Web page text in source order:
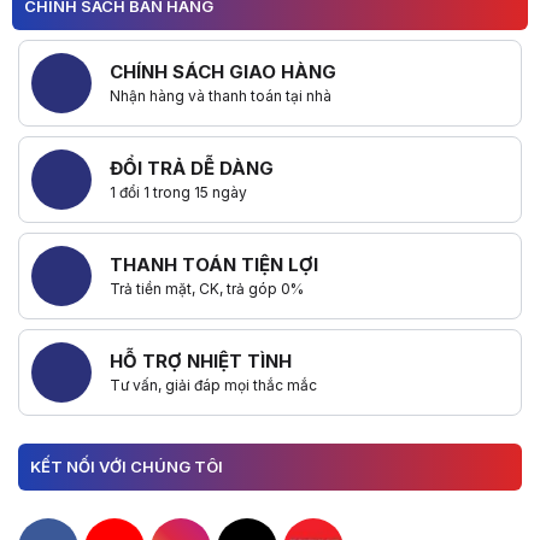
CHÍNH SÁCH BÁN HÀNG
CHÍNH SÁCH GIAO HÀNG
Nhận hàng và thanh toán tại nhà
ĐỔI TRẢ DỄ DÀNG
1 đổi 1 trong 15 ngày
THANH TOÁN TIỆN LỢI
Trả tiền mặt, CK, trả góp 0%
HỖ TRỢ NHIỆT TÌNH
Tư vấn, giải đáp mọi thắc mắc
KẾT NỐI VỚI CHÚNG TÔI